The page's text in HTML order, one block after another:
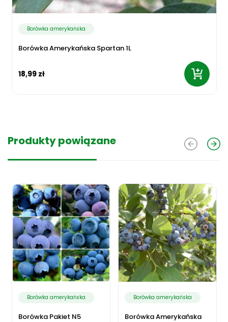
Borówka amerykańska
Borówka Amerykańska Spartan 1L
18,99 zł
Produkty powiązane
Borówka amerykańska
Borówka Pakiet N5
Borówka amerykańska
Borówka Amerykańska